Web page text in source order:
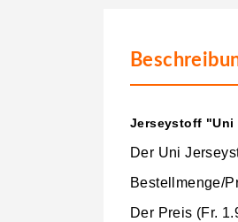
Jerseystoff "Uni
Der Uni
Bestellmenge/
Der Preis (Fr.